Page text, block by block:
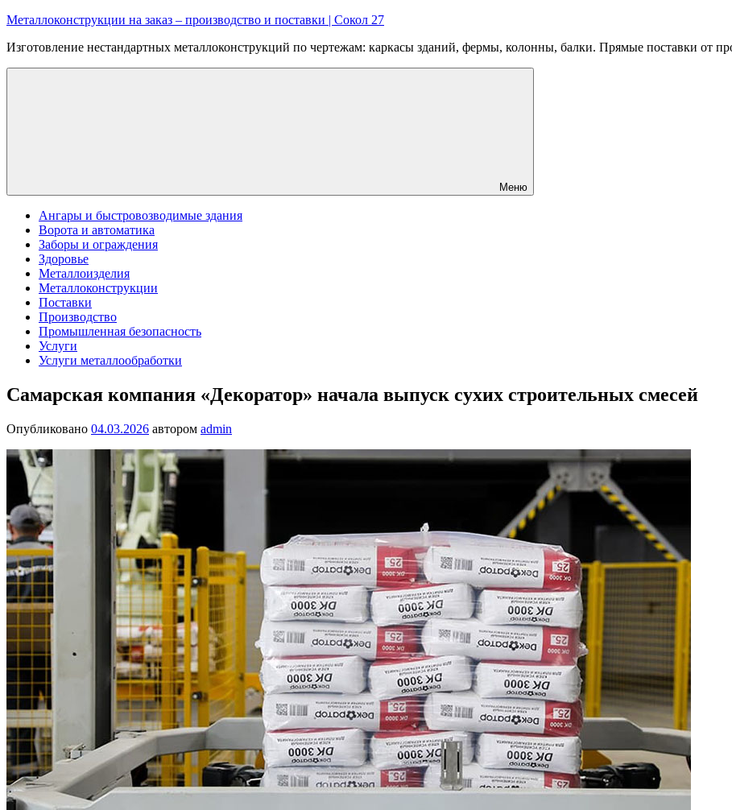
Перейти
содержимому
Металлоконструкции на заказ – производство и поставки | Сокол 27
Изготовление нестандартных металлоконструкций по чертежам: каркасы зданий, фермы, колонны, балки. Прямые поставки от
Меню
Ангары и быстровозводимые здания
Ворота и автоматика
Заборы и ограждения
Здоровье
Металлоизделия
Металлоконструкции
Поставки
Производство
Промышленная безопасность
Услуги
Услуги металлообработки
Самарская компания «Декоратор» начала выпуск сухих строительных смесей
Опубликовано 04.03.2026 автором admin